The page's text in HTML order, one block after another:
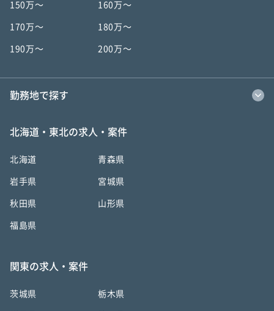
150万〜 160万〜
170万〜 180万〜
190万〜 200万〜
勤務地で探す
北海道・東北の求人・案件
北海道 青森県
岩手県 宮城県
秋田県 山形県
福島県
関東の求人・案件
茨城県 栃木県